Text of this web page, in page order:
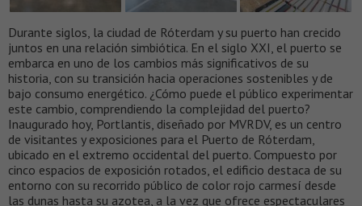
Durante siglos, la ciudad de Róterdam y su puerto han crecido
juntos en una relación simbiótica. En el siglo XXI, el puerto se
embarca en uno de los cambios más significativos de su
historia, con su transición hacia operaciones sostenibles y de
bajo consumo energético. ¿Cómo puede el público experimentar
este cambio, comprendiendo la complejidad del puerto?
Inaugurado hoy, Portlantis, diseñado por MVRDV, es un centro
de visitantes y exposiciones para el Puerto de Róterdam,
ubicado en el extremo occidental del puerto. Compuesto por
cinco espacios de exposición rotados, el edificio destaca de su
entorno con su recorrido público de color rojo carmesí desde
las dunas hasta su azotea, a la vez que ofrece espectaculares